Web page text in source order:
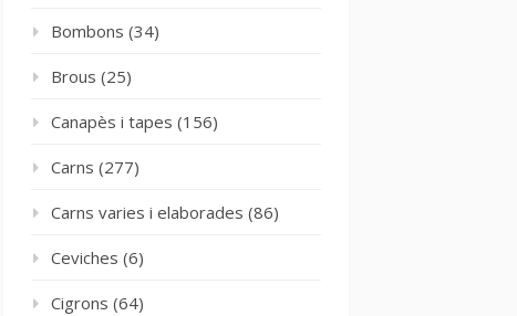
Bombons (34)
Brous (25)
Canapès i tapes (156)
Carns (277)
Carns varies i elaborades (86)
Ceviches (6)
Cigrons (64)